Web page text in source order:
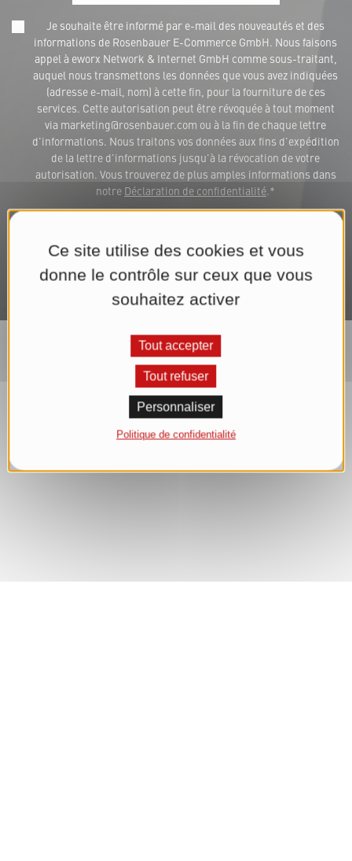
Je souhaite être informé par e-mail des nouveautés et des
informations de Rosenbauer E-Commerce GmbH. Nous faisons
appel à eworx Network & Internet GmbH comme sous-traitant,
auquel nous transmettons les données que vous avez indiquées
(adresse e-mail, nom) à cette fin, pour la fourniture de ces
services. Cette autorisation peut être révoquée à tout moment
via marketing@rosenbauer.com ou à la fin de chaque lettre
d'informations. Nous traitons vos données aux fins d'expédition
de la lettre d'informations jusqu'à la révocation de votre
autorisation. Vous trouverez de plus amples informations dans
notre Déclaration de confidentialité.*
Ce site utilise des cookies et vous
donne le contrôle sur ceux que vous
souhaitez activer
Tout accepter
Tout refuser
Personnaliser
Politique de confidentialité